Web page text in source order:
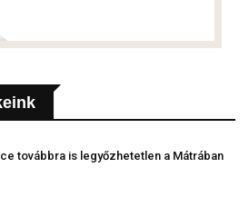
továbbra is legyőzhetetlen a Mátrában